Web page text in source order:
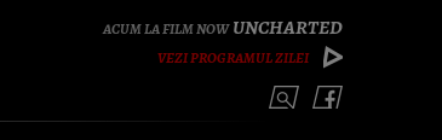
UNCHARTED
VEZI PROGRAMUL ZILEI